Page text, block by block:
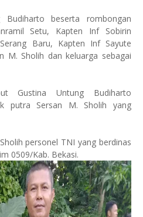
Budiharto beserta rombongan
Setu, Kapten Inf Sobirin
Baru, Kapten Inf Sayute
M. Sholih dan keluarga sebagai
Gustina Untung Budiharto
putra Sersan M. Sholih yang
personel TNI yang berdinas
0509/Kab. Bekasi.